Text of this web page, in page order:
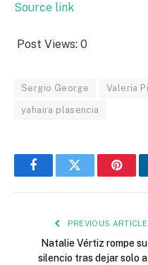
Source link
Post Views: 0
Sergio George Valeria
yahaira plasencia
FacebookTwitter
PREVIOUS ARTICLE
Natalie Vértiz rompe su
silencio tras dejar solo a